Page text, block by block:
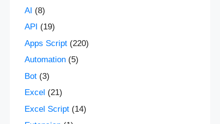
AI (8)
API (19)
Apps Script (220)
Automation (5)
Bot (3)
Excel (21)
Excel Script (14)